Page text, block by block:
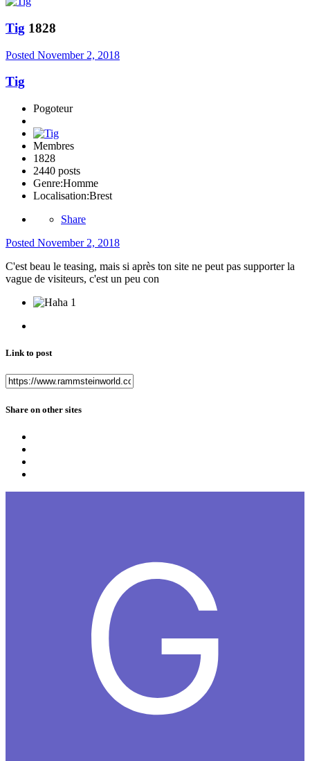
Tig 1828
Posted November 2, 2018
Tig
Pogoteur
Membres
1828
2440 posts
Genre:Homme
Localisation:Brest
Share
Posted November 2, 2018
C'est beau le teasing, mais si après ton site ne peut pas supporter la
vague de visiteurs, c'est un peu con
1
Link to post
Share on other sites